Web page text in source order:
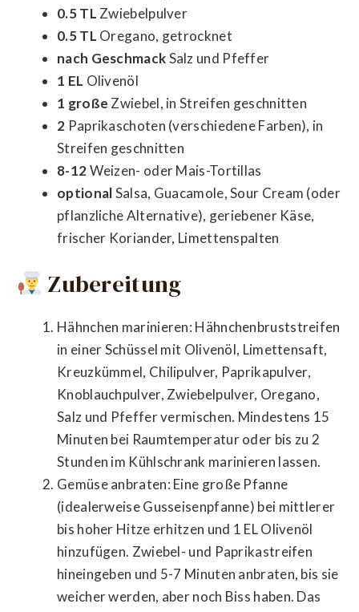
0.5 TL Zwiebelpulver
0.5 TL Oregano, getrocknet
nach GeschmackSalz und Pfeffer
1 EL Olivenöl
1 große Zwiebel, in Streifen geschnitten
2 Paprikaschoten (verschiedene Farben), in
Streifen geschnitten
8-12Weizen- oder Mais-Tortillas
optionalSalsa, Guacamole, Sour Cream (oder
pflanzliche Alternative), geriebener Käse,
frischer Koriander, Limettenspalten
Zubereitung
Hähnchen marinieren: Hähnchenbruststreifen
in einer Schüssel mit Olivenöl, Limettensaft,
Kreuzkümmel, Chilipulver, Paprikapulver,
Knoblauchpulver, Zwiebelpulver, Oregano,
Salz und Pfeffer vermischen. Mindestens 15
Minuten bei Raumtemperatur oder bis zu 2
Stunden im Kühlschrank marinieren lassen.
Gemüse anbraten: Eine große Pfanne
(idealerweise Gusseisenpfanne) bei mittlerer
bis hoher Hitze erhitzen und 1 EL Olivenöl
hinzufügen. Zwiebel- und Paprikastreifen
hineingeben und 5-7 Minuten anbraten, bis sie
weicher werden, aber noch Biss haben. Das